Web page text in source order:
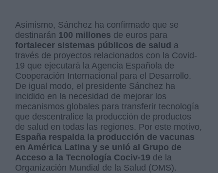
Asimismo, Sánchez ha confirmado que se
destinarán 100 millones de euros para
fortalecer sistemas públicos de salud a
través de proyectos relacionados con la Covid-
19 que ejecutará la Agencia Española de
Cooperación Internacional para el Desarrollo.
De igual modo, el presidente Sánchez ha
incidido en la necesidad de mejorar los
mecanismos globales para transferir tecnología
que descentralice la producción de productos
de salud en todas las regiones. Por este motivo,
España respalda la producción de vacunas
en América Latina y se unió al Grupo de
Acceso a la Tecnología Cociv-19 de la
Organización Mundial de la Salud (OMS).